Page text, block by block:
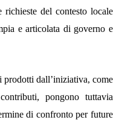
del contesto locale
e articolata di governo e
prodotti dall’iniziativa, come
pongono tuttavia
di confronto per future